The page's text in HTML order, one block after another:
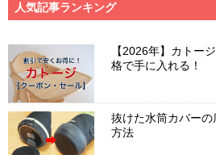
人気記事ランキング
【2026年】カトー
格で手に入れる！
抜けた水筒カバー
方法